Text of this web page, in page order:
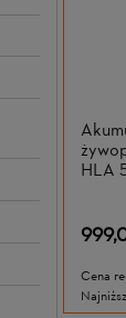
HLA
Cena